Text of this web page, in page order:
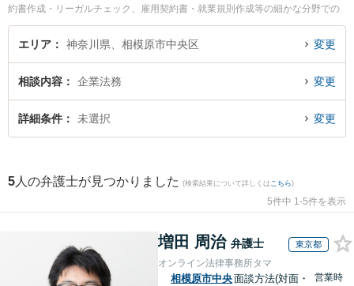
約書作成・リーガルチェック、雇用契約書・就業規則作成等の細かな分野での
絞り込み検索もでき便利です。特に虎ノ門法律経済事務所 相模原支店の原田 裕
也弁護士や吉村法律事務所の吉村 浩太弁護士、橋本総合法律事務所の橋本 愼一
相談したい』『企業法務のトラブル解決の実績豊富な近くの弁護士を検索した
い』『初回相談無料で企業法務を法律相談できる相模原市中央区内の弁護士に
相談予約したい』などでお困りの相談者さんにおすすめです。
エリア 神奈川県、相模原市中央区 変更
相談内容 企業法務 変更
詳細条件 未選択 変更
5 人の弁護士が見つかりました (検索結果について詳しくは こちら)
5件中 1-5件を表示
増田 周治 弁護士 東京都
オンライン法律事務所タマ
相模原市中央面談方法(対面・
営業時